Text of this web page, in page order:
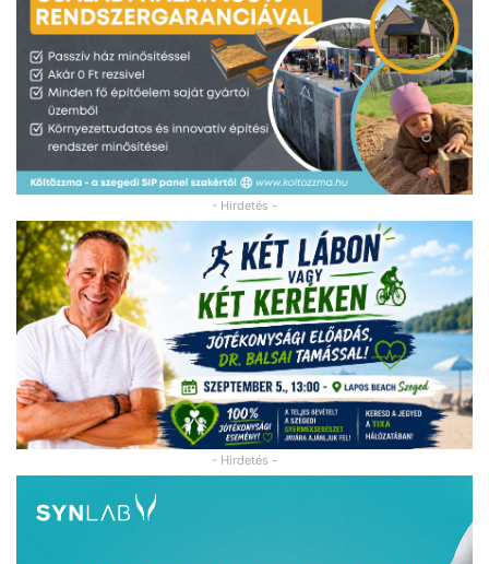
- Hirdetés -
- Hirdetés -